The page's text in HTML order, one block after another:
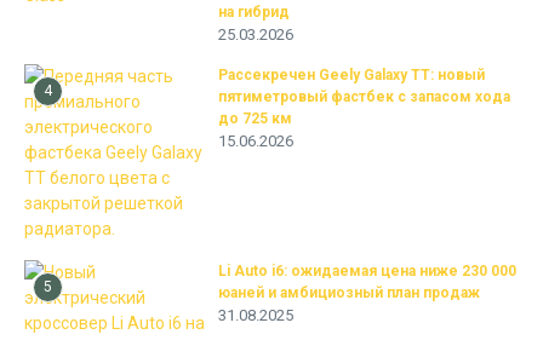
на гибрид
25.03.2026
4
Рассекречен Geely Galaxy TT: новый
пятиметровый фастбек с запасом хода
до 725 км
15.06.2026
5
Li Auto i6: ожидаемая цена ниже 230 000
юаней и амбициозный план продаж
31.08.2025